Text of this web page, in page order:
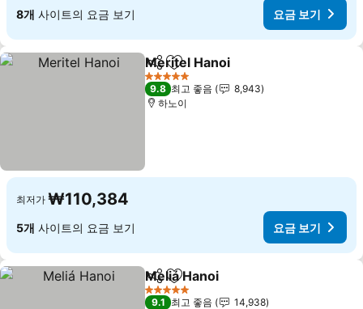
8개 사이트의 요금 보기 요금 보기
공유 즐겨찾기에 추가
Meritel Hanoi
5 성급
9.8 최고 좋음
8,943
하노이
최저가 ₩110,384
5개 사이트의 요금 보기 요금 보기
공유 즐겨찾기에 추가
Meliá Hanoi
5 성급
9.1 최고 좋음
14,938